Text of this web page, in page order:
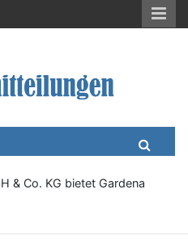
News, Meldungen, Wirtschaft
& Co. KG bietet Gardena